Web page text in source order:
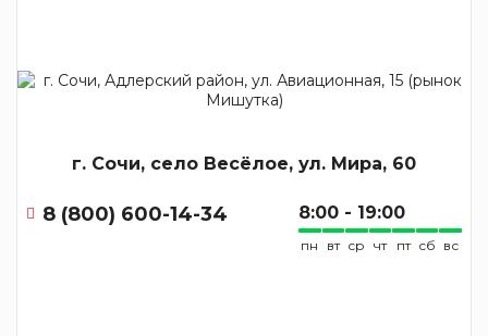
г. Сочи, село Весёлое, ул. Мира, 60
8 (800) 600-14-34 8:00 - 19:00
пн вт ср чт пт сб вс